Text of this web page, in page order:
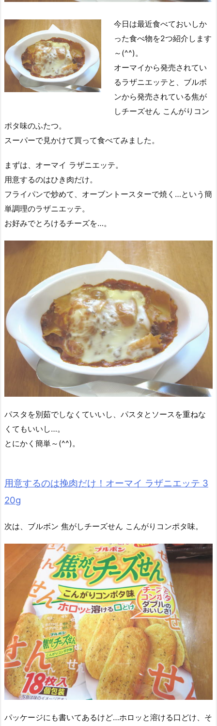
今日は最近食べておいしか
った食べ物を2つ紹介します
～(^^)。
オーマイから発売されてい
るラザニエッテと、ブルボ
ンから発売されている焦が
しチーズせん こんがりコン
ポタ味のふたつ。
スーパーで見かけて買って食べてみました。
まずは、オーマイ ラザニエッテ。
用意するのはひき肉だけ。
フライパンで炒めて、オーブントースターで焼く…という簡
単調理のラザニエッテ。
お好みでとろけるチーズを…。
パスタを別茹でしなくていいし、パスタとソースを重ねな
くてもいいし…。
とにかく簡単～(^^)。
用意するのは挽肉だけ！オーマイ ラザニエッテ 3
20g
次は、ブルボン 焦がしチーズせん こんがりコンポタ味。
パッケージにも書いてあるけど…ホロッと溶ける口どけ、そ